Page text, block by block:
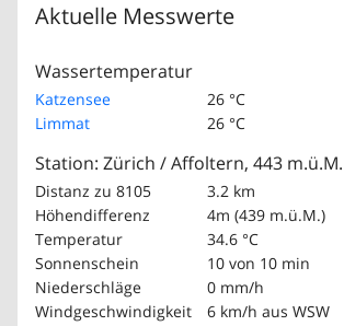
Aktuelle Messwerte
Wassertemperatur
Katzensee
26 °C
Limmat
26 °C
Station: Zürich / Affoltern, 443 m.ü.M.
Distanz zu 8105
3.2 km
Höhendifferenz
4m (439 m.ü.M.)
Temperatur
34.6 °C
Sonnenschein
10 von 10 min
Niederschläge
0 mm/h
Windgeschwindigkeit
6 km/h aus WSW